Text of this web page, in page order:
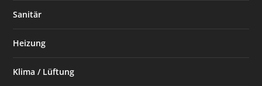
Sanitär
Heizung
Klima / Lüftung